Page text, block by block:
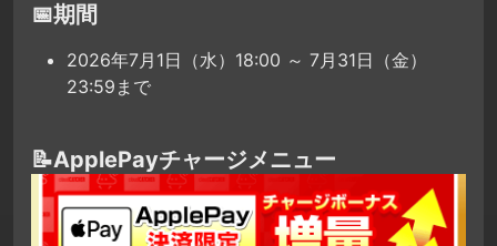
📅期間
2026年7月1日（水）18:00 ～ 7月31日（金）
23:59まで
📝ApplePayチャージメニュー